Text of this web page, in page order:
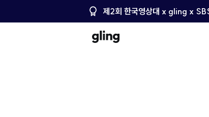
제2회 한국영상대 x gling x